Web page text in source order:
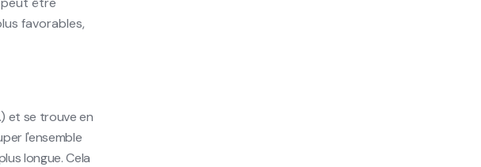
favorables,
et se trouve en
l'ensemble
longue. Cela